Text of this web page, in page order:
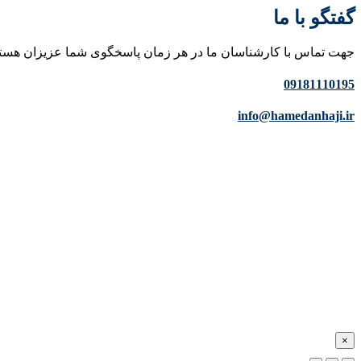
گفتگو با ما
جهت تماس با کارشناسان ما در هر زمان پاسخگوی شما عزیزان
09181110195
info@hamedanhaji.ir
×